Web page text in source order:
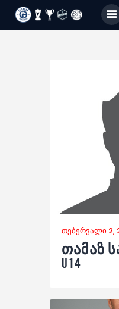
გალერეა
თებერვალი 2,
თამაზ
U14